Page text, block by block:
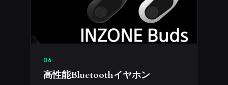
06
高性能Bluetoothイヤホン